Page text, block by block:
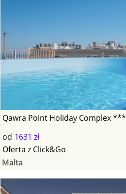
Qawra Point Holiday Complex ***
od 1631 zł
Oferta z Click&Go
Malta